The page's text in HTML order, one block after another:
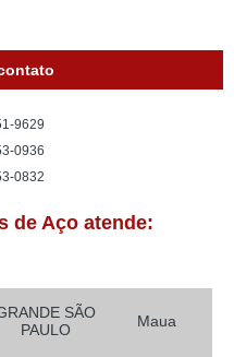
9629
0936
0832
de Aço atende:
SÃO
PAULO
Maua